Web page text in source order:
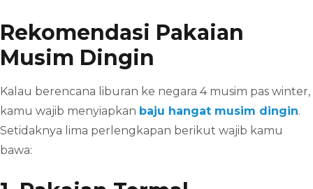
Rekomendasi Pakaian
Musim Dingin
Kalau berencana liburan ke negara 4 musim pas winter,
kamu wajib menyiapkan baju hangat musim dingin.
Setidaknya lima perlengkapan berikut wajib kamu
bawa: